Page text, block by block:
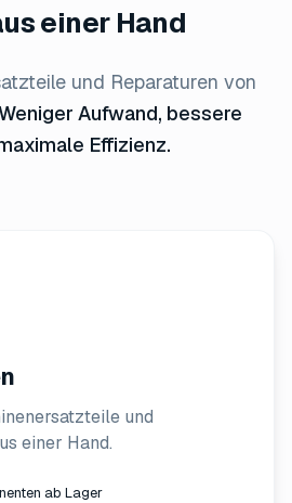
einer Hand
und Reparaturen von
Aufwand, bessere
Effizienz.
und
einer Hand.
ab Lager